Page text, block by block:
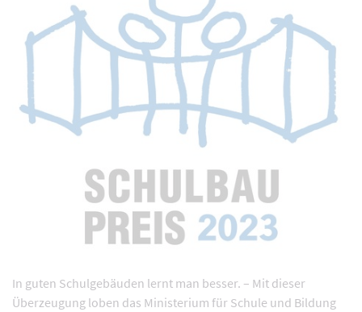
In guten Schulgebäuden lernt man besser. – Mit dieser
Überzeugung loben das Ministerium für Schule und Bildung